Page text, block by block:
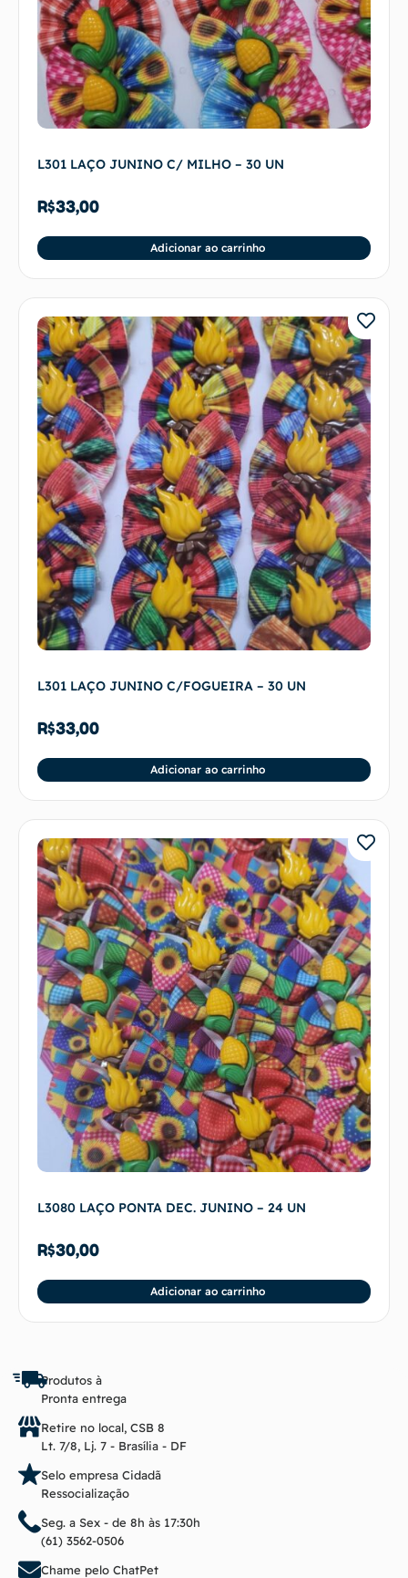
L301 LAÇO JUNINO C/ MILHO – 30 UN
R$33,00
Adicionar ao carrinho
L301 LAÇO JUNINO C/FOGUEIRA – 30 UN
R$33,00
Adicionar ao carrinho
L3080 LAÇO PONTA DEC. JUNINO – 24 UN
R$30,00
Adicionar ao carrinho
Produtos à
Pronta entrega
Retire no local, CSB 8
Lt. 7/8, Lj. 7 - Brasília - DF
Selo empresa Cidadã
Ressocialização
Seg. a Sex - de 8h às 17:30h
(61) 3562-0506
Chame pelo ChatPet